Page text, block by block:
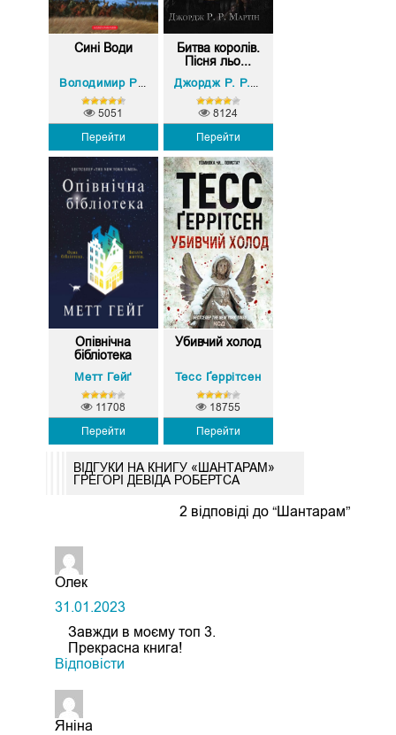
Сині Води
Володимир Рутківський
Перейти
5051
Битва королів.
Пісня льо...
Джордж Р. Р. Мартін
Перейти
8124
Опівнічна
бібліотека
Метт Гейґ
Перейти
11708
Убивчий холод
Тесс Ґеррітсен
Перейти
18755
ВІДГУКИ НА КНИГУ «ШАНТАРАМ»
ГРЕГОРІ ДЕВІДА РОБЕРТСА
2 відповіді до “Шантарам”
Олек
31.01.2023
Завжди в моєму топ 3.
Прекрасна книга!
Відповіcти
Яніна